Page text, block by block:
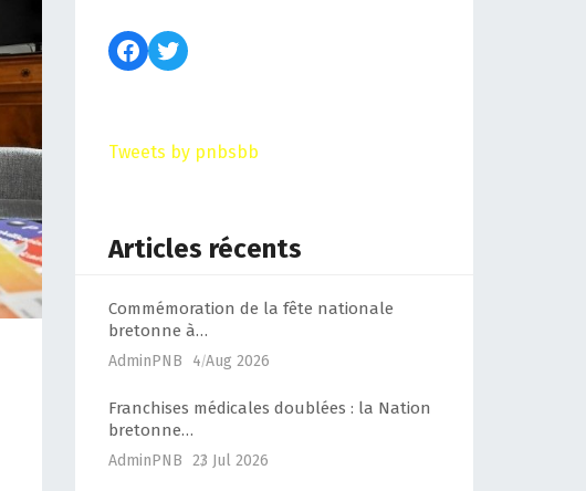
Tweets by pnbsbb
Articles récents
Commémoration de la fête nationale
bretonne à…
AdminPNB 4 Aug 2026
Franchises médicales doublées : la Nation
bretonne…
AdminPNB 23 Jul 2026